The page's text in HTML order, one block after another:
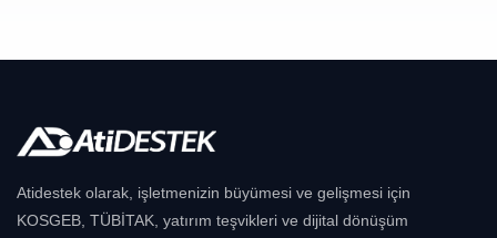
Atidestek olarak, işletmenizin büyümesi ve gelişmesi için
KOSGEB, TÜBİTAK, yatırım teşvikleri ve dijital dönüşüm